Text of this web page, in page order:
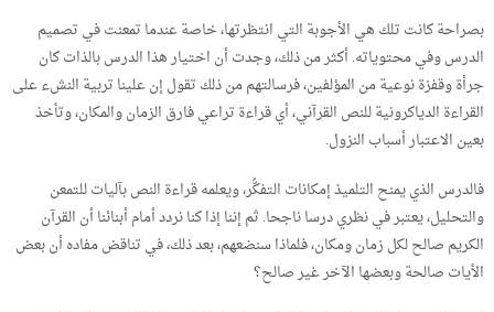
بصراحة كانت تلك هي الأجوبة التي انتظرتها، خاصة عندما تمعنت في تصميم
الدرس وفي محتوياته. أكثر من ذلك، وجدت أن اختيار هذا الدرس بالذات كان
جرأة وقفزة نوعية من المؤلفين، فرسالتهم من ذلك تقول إن علينا تربية النشء على
القراءة الدياكرونية للنص القرآني، أي قراءة تراعي فارق الزمان والمكان، وتأخذ
بعين الاعتبار أسباب النزول.
فالدرس الذي يمنح التلميذ إمكانات التفكُّر، ويعلمه قراءة النص بآليات للتمعن
والتحليل، يعتبر في نظري درسا ناجحا. ثم إننا إذا كنا نردد أمام أبنائنا أن القرآن
الكريم صالح لكل زمان ومكان، فلماذا سنضعهم، بعد ذلك، في تناقض مفاده أن بعض
الأيات صالحة وبعضها الآخر غير صالح؟